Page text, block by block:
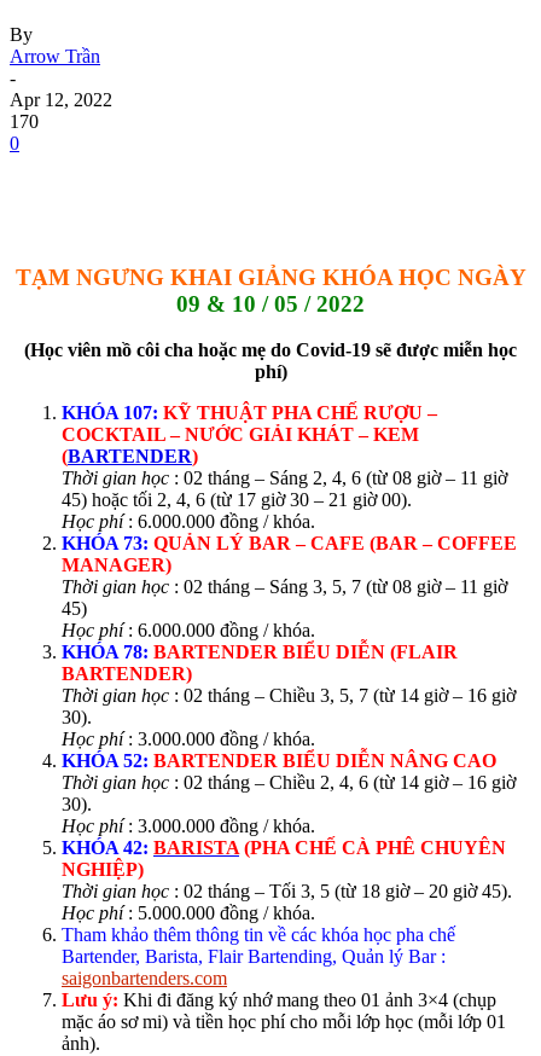
By
Arrow Trần
-
Apr 12, 2022
170
0
TẠM NGƯNG KHAI GIẢNG KHÓA HỌC NGÀY
09 & 10 / 05 / 2022
(Học viên mồ côi cha hoặc mẹ do Covid-19 sẽ được miễn học
phí)
KHÓA 107: KỸ THUẬT PHA CHẾ RƯỢU –
COCKTAIL – NƯỚC GIẢI KHÁT – KEM
(BARTENDER)
Thời gian học : 02 tháng – Sáng 2, 4, 6 (từ 08 giờ – 11 giờ
45) hoặc tối 2, 4, 6 (từ 17 giờ 30 – 21 giờ 00).
Học phí: 6.000.000 đồng / khóa.
KHÓA 73: QUẢN LÝ BAR – CAFE (BAR – COFFEE
MANAGER)
Thời gian học : 02 tháng – Sáng 3, 5, 7 (từ 08 giờ – 11 giờ
45)
Học phí: 6.000.000 đồng / khóa.
KHÓA 78: BARTENDER BIỂU DIỄN (FLAIR
BARTENDER)
Thời gian học : 02 tháng – Chiều 3, 5, 7 (từ 14 giờ – 16 giờ
30).
Học phí: 3.000.000 đồng / khóa.
KHÓA 52: BARTENDER BIỂU DIỄN NÂNG CAO
Thời gian học : 02 tháng – Chiều 2, 4, 6 (từ 14 giờ – 16 giờ
30).
Học phí: 3.000.000 đồng / khóa.
KHÓA 42: BARISTA (PHA CHẾ CÀ PHÊ CHUYÊN
NGHIỆP)
Thời gian học : 02 tháng – Tối 3, 5 (từ 18 giờ – 20 giờ 45).
Học phí: 5.000.000 đồng / khóa.
Tham khảo thêm thông tin về các khóa học pha chế
Bartender, Barista, Flair Bartending, Quản lý Bar :
saigonbartenders.com
Lưu ý: Khi đi đăng ký nhớ mang theo 01 ảnh 3×4 (chụp
mặc áo sơ mi) và tiền học phí cho mỗi lớp học (mỗi lớp 01
ảnh).